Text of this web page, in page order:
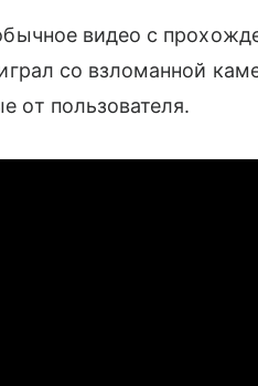
видео с
со взломанной
от пользователя.